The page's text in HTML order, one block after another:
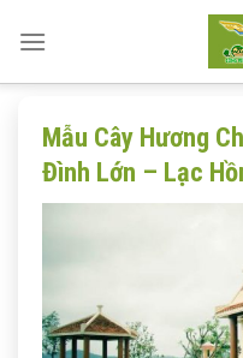
Mẫu Cây Hương
Đình Lớn – Lạc